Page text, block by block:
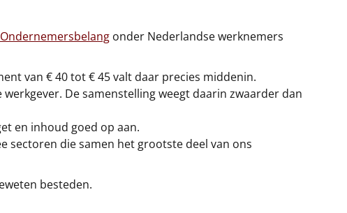
onder Nederlandse werknemers
van € 40 tot € 45 valt daar precies middenin.
De samenstelling weegt daarin zwaarder dan
en inhoud goed op aan.
sectoren die samen het grootste deel van ons
besteden.